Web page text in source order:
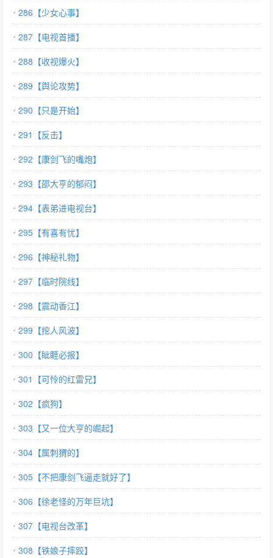
286【少女心事】
287【电视首播】
288【收视爆火】
289【舆论攻势】
290【只是开始】
291【反击】
292【康剑飞的嘴炮】
293【邵大亨的郁闷】
294【表弟进电视台】
295【有喜有忧】
296【神秘礼物】
297【临时院线】
298【震动香江】
299【挖人风波】
300【眦睚必报】
301【可怜的红雷兄】
302【疯狗】
303【又一位大亨的崛起】
304【属刺猬的】
305【不把康剑飞逼走就好了】
306【徐老怪的万年巨坑】
307【电视台改革】
308【铁娘子摔跤】